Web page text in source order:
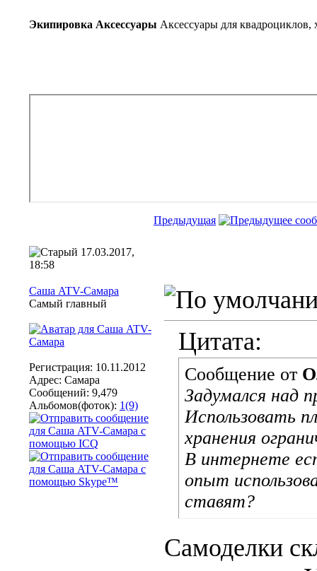
Экипировка Аксессуары Аксессуары для
Предыдущая
17.03.2017,
18:58
Саша ATV-Самара
Самый главный
Регистрация: 10.11.2012
Адрес: Самара
Сообщений: 9,479
Альбомов(фоток): 1(9)
Цитата:
Сообщение от
Задумался над
Использовать
хранения
В интернете
опыт
ставят?
Самоделки